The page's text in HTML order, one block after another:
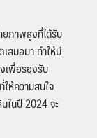
ยภาพสูงที่ได้รับ
สมอมา ทำให้มี
เพื่อรองรับ
ห้ความสนใจ
ในปี 2024 จะ